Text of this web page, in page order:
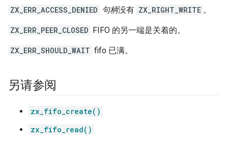
ZX_ERR_ACCESS_DENIED 句柄没有 ZX_RIGHT_WRITE 。
ZX_ERR_PEER_CLOSED FIFO 的另一端是关着的。
ZX_ERR_SHOULD_WAIT fifo 已满。
另请参阅
zx_fifo_create()
zx_fifo_read()